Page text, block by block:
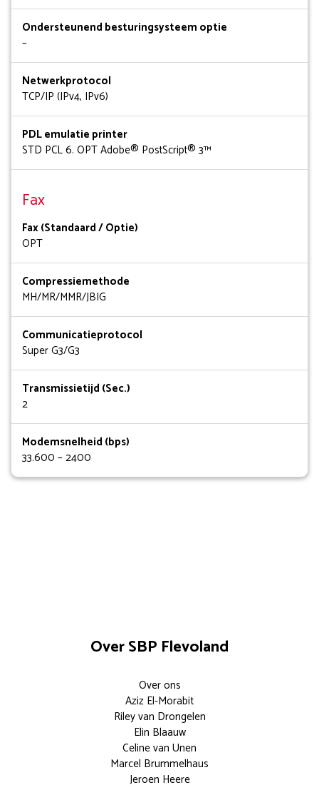
Ondersteunend besturingsysteem optie
–
Netwerkprotocol
TCP/IP (IPv4, IPv6)
PDL emulatie printer
STD PCL 6. OPT Adobe® PostScript® 3™
Fax
Fax (Standaard / Optie)
OPT
Compressiemethode
MH/MR/MMR/JBIG
Communicatieprotocol
Super G3/G3
Transmissietijd (Sec.)
2
Modemsnelheid (bps)
33.600 – 2400
Over SBP Flevoland
Over ons
Aziz El-Morabit
Riley van Drongelen
Elin Blaauw
Celine van Unen
Marcel Brummelhaus
Jeroen Heere